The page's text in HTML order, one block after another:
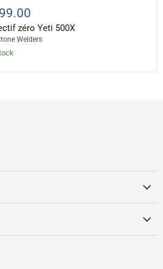
zéro Yeti 500X
Welders